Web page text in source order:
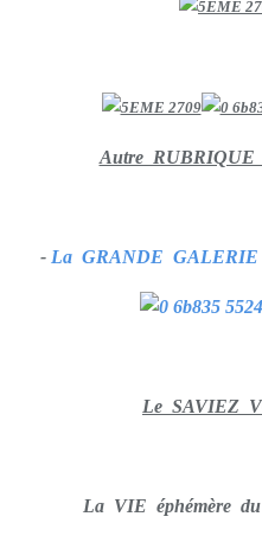
Autre
- La GRANDE
Le SAVIEZ
La VIE éphémère